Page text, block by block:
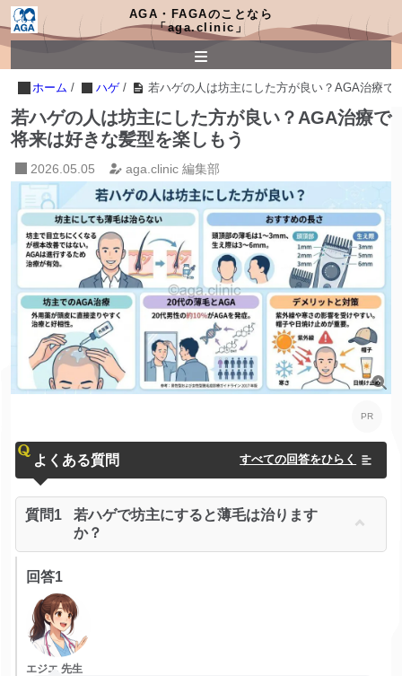
AGA・FAGAのことなら
「aga.clinic」
ホーム / ハゲ/ 若ハゲの人は坊主にした方が良い？AGA治療で
若ハゲの人は坊主にした方が良い？AGA治療で
将来は好きな髪型を楽しもう
2026.05.05 aga.clinic 編集部
よくある質問 すべての回答をひらく
質問1
若ハゲで坊主にすると薄毛は治ります
か？
回答1
エジエ 先生